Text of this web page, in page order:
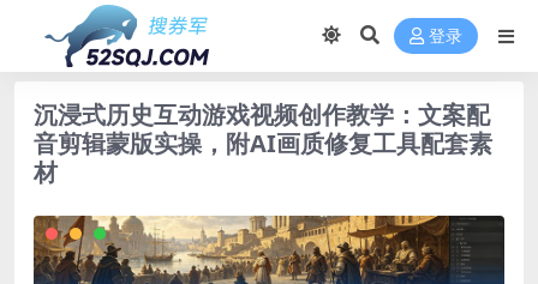
登录
沉浸式历史互动游戏视频创作教学：文案配
音剪辑蒙版实操，附AI画质修复工具配套素
材